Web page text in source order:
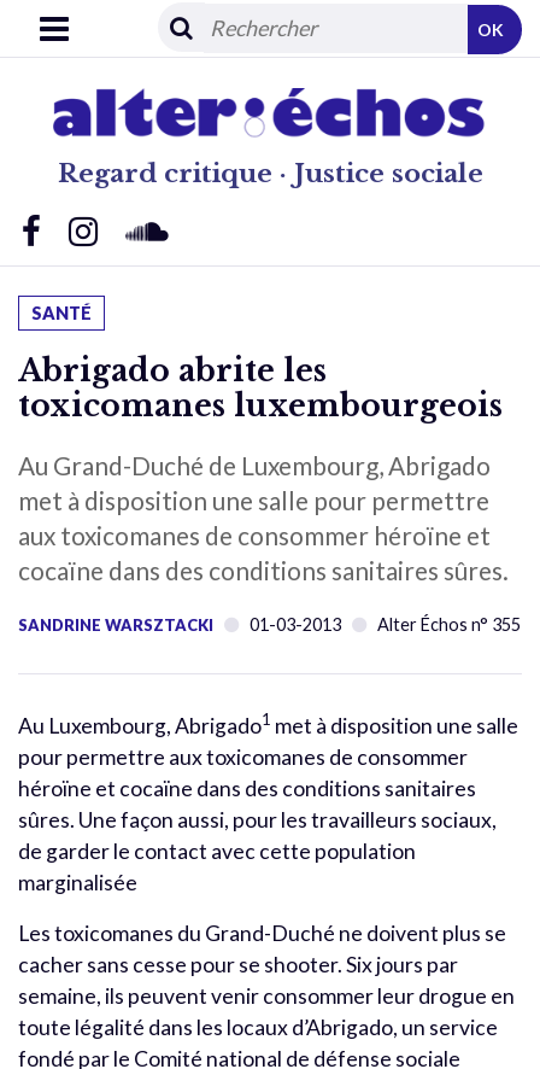
Regard critique · Justice sociale
OK
SANTÉ
Abrigado abrite les
toxicomanes luxembourgeois
Au Grand-Duché de Luxembourg, Abrigado
met à disposition une salle pour permettre
aux toxicomanes de consommer héroïne et
cocaïne dans des conditions sanitaires sûres.
SANDRINE WARSZTACKI 01-03-2013 Alter Échos n° 355
Au Luxembourg, Abrigado1 met à disposition une salle
pour permettre aux toxicomanes de consommer
héroïne et cocaïne dans des conditions sanitaires
sûres. Une façon aussi, pour les travailleurs sociaux,
de garder le contact avec cette population
marginalisée
Les toxicomanes du Grand-Duché ne doivent plus se
cacher sans cesse pour se shooter. Six jours par
semaine, ils peuvent venir consommer leur drogue en
toute légalité dans les locaux d’Abrigado, un service
fondé par le Comité national de défense sociale